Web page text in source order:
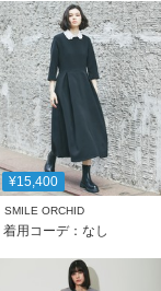
¥15,400
SMILE ORCHID
着用コーデ：なし